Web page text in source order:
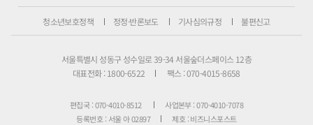
청소년보호정책 정정·반론보도 기사심의규정 불편신고
서울특별시 성동구 성수일로 39-34 서울숲더스페이스 12층
대표전화 : 1800-6522
팩스 : 070-4015-8658
편집국 : 070-4010-8512
사업본부 : 070-4010-7078
등록번호 : 서울 아 02897
제호 : 비즈니스포스트